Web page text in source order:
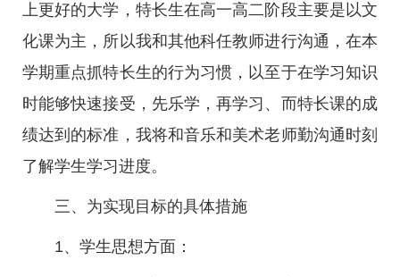
上更好的大学，特长生在高一高二阶段主要是以文
化课为主，所以我和其他科任教师进行沟通，在本
学期重点抓特长生的行为习惯，以至于在学习知识
时能够快速接受，先乐学，再学习、而特长课的成
绩达到的标准，我将和音乐和美术老师勤沟通时刻
了解学生学习进度。
三、为实现目标的具体措施
1、学生思想方面：